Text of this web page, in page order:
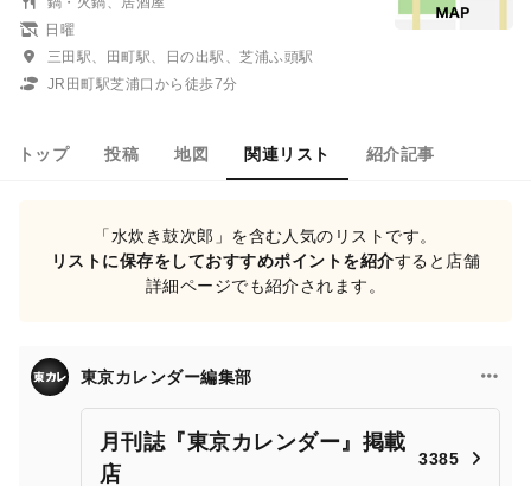
日曜
三田駅、田町駅、日の出駅、芝浦ふ頭駅
JR田町駅芝浦口から徒歩7分
トップ 投稿 地図 関連リスト 紹介記事
「水炊き鼓次郎」を含む人気のリストです。
リストに保存をしておすすめポイントを紹介すると店舗
詳細ページでも紹介されます。
東京カレンダー編集部
月刊誌『東京カレンダー』掲載
店
3385